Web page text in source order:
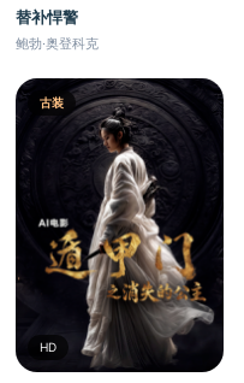
替补悍警
鲍勃·奥登科克
古装
HD